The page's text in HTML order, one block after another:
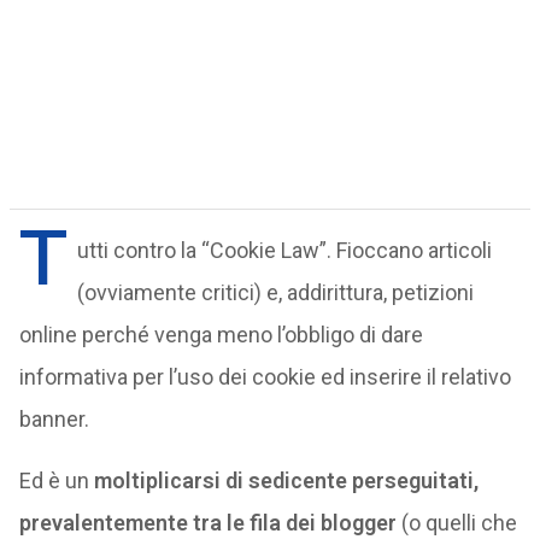
T utti contro la “Cookie Law”. Fioccano articoli
(ovviamente critici) e, addirittura, petizioni
online perché venga meno l’obbligo di dare
informativa per l’uso dei cookie ed inserire il relativo
banner.
Ed è un moltiplicarsi di sedicente perseguitati,
prevalentemente tra le fila dei blogger (o quelli che